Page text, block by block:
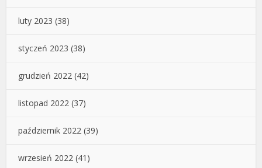
luty 2023 (38)
styczeń 2023 (38)
grudzień 2022 (42)
listopad 2022 (37)
październik 2022 (39)
wrzesień 2022 (41)